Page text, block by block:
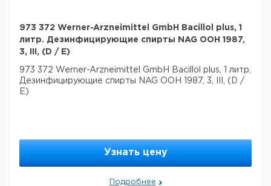
973 372 Werner-Arzneimittel GmbH Bacillol plus, 1
литр. Дезинфицирующие спирты NAG ООН 1987,
3, III, (D / E)
973 372 Werner-Arzneimittel GmbH Bacillol plus, 1 литр.
Дезинфицирующие спирты NAG ООН 1987, 3, III, (D /
E)
Узнать цену
Подробнее